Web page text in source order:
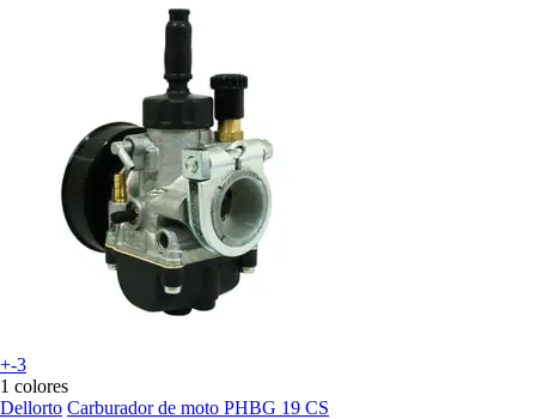
+-3
1 colores
Dellorto Carburador de moto PHBG 19 CS